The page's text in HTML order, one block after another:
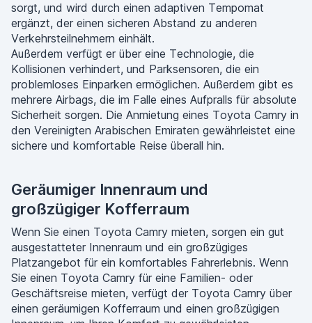
sorgt, und wird durch einen adaptiven Tempomat
ergänzt, der einen sicheren Abstand zu anderen
Verkehrsteilnehmern einhält.
Außerdem verfügt er über eine Technologie, die
Kollisionen verhindert, und Parksensoren, die ein
problemloses Einparken ermöglichen. Außerdem gibt es
mehrere Airbags, die im Falle eines Aufpralls für absolute
Sicherheit sorgen. Die Anmietung eines Toyota Camry in
den Vereinigten Arabischen Emiraten gewährleistet eine
sichere und komfortable Reise überall hin.
Geräumiger Innenraum und
großzügiger Kofferraum
Wenn Sie einen Toyota Camry mieten, sorgen ein gut
ausgestatteter Innenraum und ein großzügiges
Platzangebot für ein komfortables Fahrerlebnis. Wenn
Sie einen Toyota Camry für eine Familien- oder
Geschäftsreise mieten, verfügt der Toyota Camry über
einen geräumigen Kofferraum und einen großzügigen